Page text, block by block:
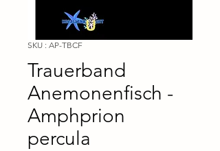
SKU : AP-TBCF
Trauerband
Anemonenfisch -
Amphprion
percula